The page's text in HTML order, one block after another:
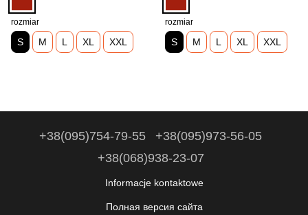
rozmiar
S M L XL XXL
rozmiar
S M L XL XXL
+38(095)754-79-55
+38(095)973-56-05
+38(068)938-23-07
Informacje kontaktowe
Полная версия сайта